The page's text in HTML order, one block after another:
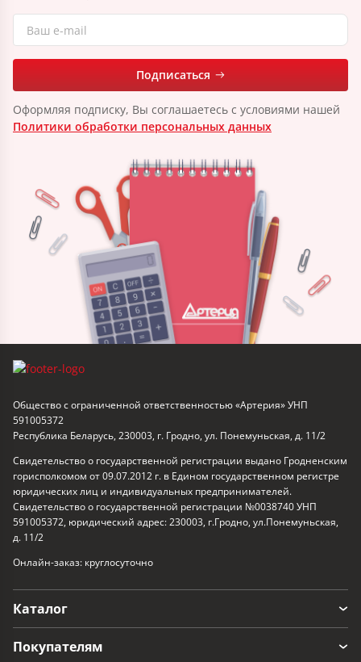
Подписаться
Оформляя подписку, Вы соглашаетесь с условиями нашей
Политики обработки персональных данных
Общество с ограниченной ответственностью «Артерия» УНП
591005372
Республика Беларусь, 230003, г. Гродно, ул. Понемуньская, д. 11/2
Свидетельство о государственной регистрации выдано Гродненским
горисполкомом от 09.07.2012 г. в Едином государственном регистре
юридических лиц и индивидуальных предпринимателей.
Свидетельство о государственной регистрации №0038740 УНП
591005372, юридический адрес: 230003, г.Гродно, ул.Понемуньская,
д. 11/2
Онлайн-заказ: круглосуточно
Каталог
Покупателям